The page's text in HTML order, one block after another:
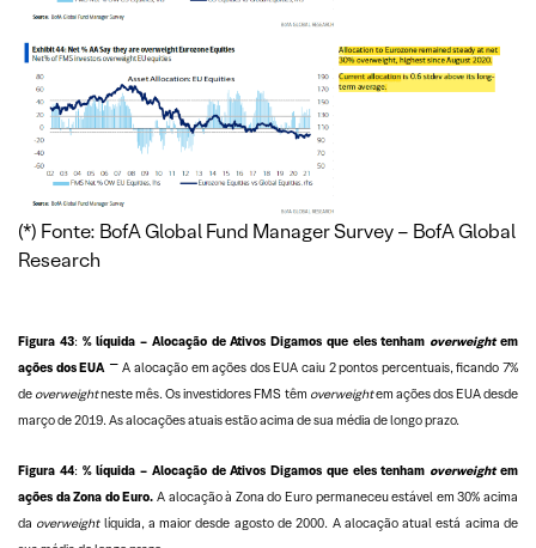
(*) Fonte: BofA Global Fund Manager Survey – BofA Global
Research
Figura 43: % líquida – Alocação de Ativos Digamos que eles tenham overweightem
ações dos EUA – A alocação em ações dos EUA caiu 2 pontos percentuais, ficando 7%
de overweightneste mês. Os investidores FMS têm overweightem ações dos EUA desde
março de 2019. As alocações atuais estão acima de sua média de longo prazo.
Figura 44: % líquida – Alocação de Ativos Digamos que eles tenham overweightem
ações da Zona do Euro. A alocação à Zona do Euro permaneceu estável em 30% acima
da overweightlíquida, a maior desde agosto de 2000. A alocação atual está acima de